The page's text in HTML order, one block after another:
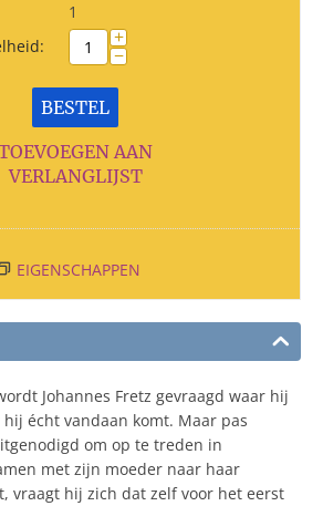
1
+
−
BESTEL
AAN
VERLANGLIJST
EIGENSCHAPPEN
Johannes Fretz gevraagd waar hij
écht vandaan komt. Maar pas
om op te treden in
met zijn moeder naar haar
vraagt hij zich dat zelf voor het eerst